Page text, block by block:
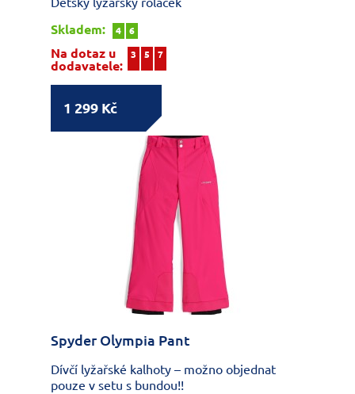
Skladem:
4 6
Na dotaz u
dodavatele:
3 5 7
1 299 Kč
Spyder Olympia Pant
Dívčí lyžařské kalhoty – možno objednat
pouze v setu s bundou!!